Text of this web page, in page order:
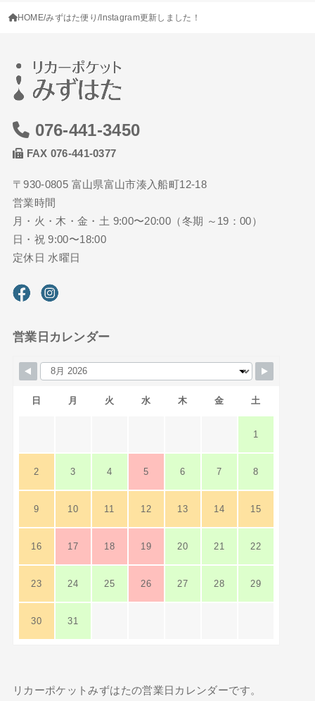
HOME みずはた便り Instagram更新しました！
076-441-3450
FAX 076-441-0377
〒930-0805 富山県富山市湊入船町12-18
営業時間
月・火・木・金・土 9:00〜20:00（冬期 ～19：00）
日・祝 9:00〜18:00
定休日 水曜日
営業日カレンダー
日 月 火 水 木 金 土
1
2 3 4 5 6 7 8
9 10 11 12 13 14 15
16 17 18 19 20 21 22
23 24 25 26 27 28 29
30 31
リカーポケットみずはたの営業日カレンダーです。